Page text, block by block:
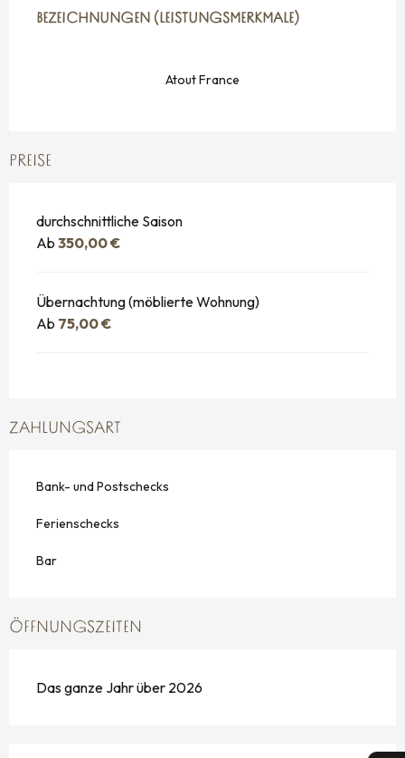
BEZEICHNUNGEN (LEISTUNGSMERKMALE)
BEZEICHNUNGEN (LEISTUNGSMERKMALE)
Atout France
PREISE
durchschnittliche Saison
Ab 350,00 €
Übernachtung (möblierte Wohnung)
Ab 75,00 €
ZAHLUNGSART
Bank- und Postschecks
Ferienschecks
Bar
ÖFFNUNGSZEITEN
Das ganze Jahr über 2026